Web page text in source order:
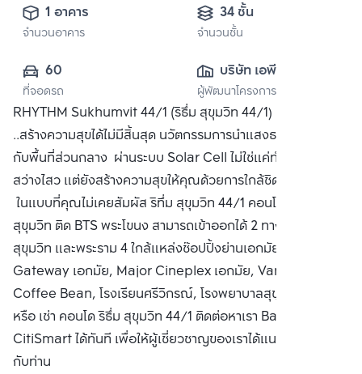
1 อาคาร
จำนวนอาคาร
34 ชั้น
จำนวนชั้น
60
ที่จอดรถ
บริษัท เอพี (ไทย
แลนด์)
จำกัด(มหาชน)
ผู้พัฒนาโครงการ
RHYTHM Sukhumvit 44/1 (ริธึ่ม สุขุมวิท 44/1) ธรรมชาติ
..สร้างความสุขได้ไม่มีสิ้นสุด นวัตกรรมการนำแสงธรรมชาติมาใช้
กับพื้นที่ส่วนกลาง ผ่านระบบ Solar Cell ไม่ใช่แค่ทำให้ชีวิต
สว่างไสว แต่ยังสร้างความสุขให้คุณด้วยการใกล้ชิดธรรมชาติ
ในแบบที่คุณไม่เคยสัมผัส ริทึ่ม สุขุมวิท 44/1 คอนโดหรู ริมถนน
สุขุมวิท ติด BTS พระโขนง สามารถเข้าออกได้ 2 ทาง ทั้งเส้นถนน
สุขุมวิท และพระราม 4 ใกล้แหล่งช๊อปปิ้งย่านเอกมัย เช่น
Gateway เอกมัย, Major Cineplex เอกมัย, Vanilla,
Coffee Bean, โรงเรียนศรีวิกรณ์, โรงพยาบาลสุขุมวิท ซื้อ ขาย
หรือ เช่า คอนโด ริธึ่ม สุขุมวิท 44/1 ติดต่อหาเรา Bangkok
CitiSmart ได้ทันที เพื่อให้ผู้เชี่ยวชาญของเราได้แนะนำคอนโดให้
กับท่าน